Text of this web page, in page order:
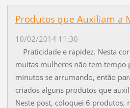
Produtos que Auxiliam a
10/02/2014 11:30
Praticidade e rapidez. Nesta
muitas mulheres não tem tempo
minutos se arrumando, então
criados alguns produtos que
Neste post, coloquei 6 produtos,